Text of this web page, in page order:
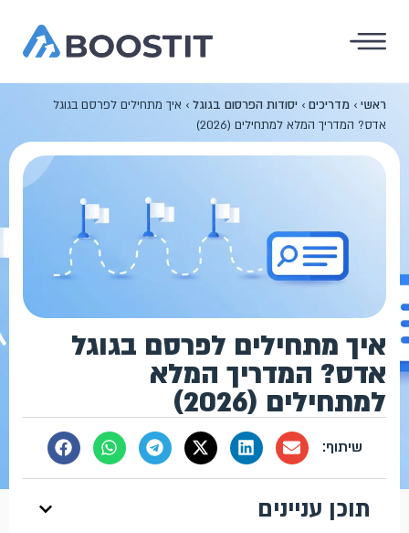
ראשי › מדריכים › יסודות הפרסום בגוגל › איך מתחילים לפרסם בגוגל
אדס? המדריך המלא למתחילים (2026)
איך מתחילים לפרסם בגוגל
אדס? המדריך המלא
למתחילים (2026)
תוכן עניינים